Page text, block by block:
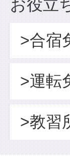
お役立
>合宿
>運転
>教習